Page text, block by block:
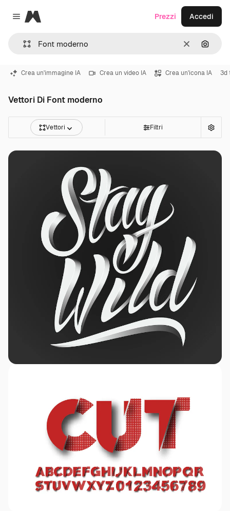
Close menu
Magnific
CancellaCerca
Prezzi Accedi
Crea un'immagine IA Crea un video IA Crea un'icona IA 3d
Vettori Di Font moderno
Vettori Filtri